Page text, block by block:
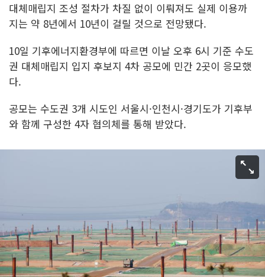
대체매립지 조성 절차가 차질 없이 이뤄져도 실제 이용까
지는 약 8년에서 10년이 걸릴 것으로 전망됐다.
10일 기후에너지환경부에 따르면 이날 오후 6시 기준 수도
권 대체매립지 입지 후보지 4차 공모에 민간 2곳이 응모했
다.
공모는 수도권 3개 시도인 서울시·인천시·경기도가 기후부
와 함께 구성한 4자 협의체를 통해 받았다.